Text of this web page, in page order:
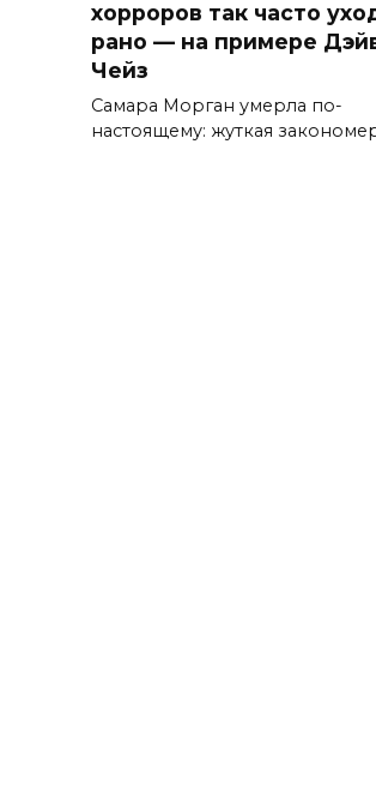
хорроров так часто
рано — на примере
Чейз
Самара Морган умерла по-
настоящему: жуткая